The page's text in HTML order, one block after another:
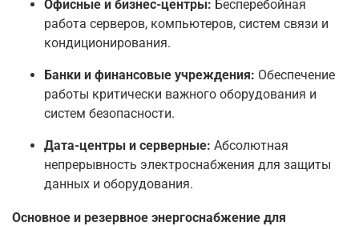
Офисные и бизнес-центры: Бесперебойная
работа серверов, компьютеров, систем связи и
кондиционирования.
Банки и финансовые учреждения: Обеспечение
работы критически важного оборудования и
систем безопасности.
Дата-центры и серверные: Абсолютная
непрерывность электроснабжения для защиты
данных и оборудования.
Основное и резервное энергоснабжение для